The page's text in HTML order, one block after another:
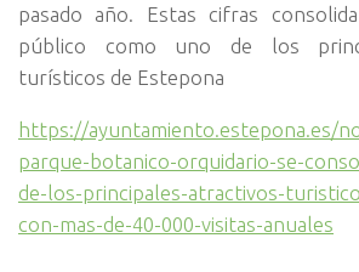
pasado año. Estas cifras
público como uno de los
turísticos de Estepona
https://ayuntamiento.estepona.es/
parque-botanico-orquidario-se-
de-los-principales-atractivos-
con-mas-de-40-000-visitas-anuales